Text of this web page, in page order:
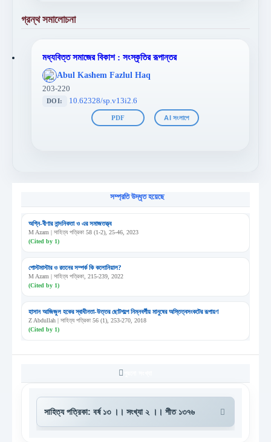
গ্রন্থ সমালোচনা
মধ্যবিত্ত সমাজের বিকাশ : সংস্কৃতির রূপান্তর
';
};">
Abul Kashem Fazlul Haq
203-220
DOI: 10.62328/sp.v13i2.6
PDF AI সংলাপে
সম্প্রতি উদ্ধৃত হয়েছে
অগ্নি-বীণার নান্দনিকতা ও এর সমাজতত্ত্ব
M Azam | সাহিত্য পত্রিকা 58 (1-2), 25-46, 2023
(Cited by 1)
পোস্টমাস্টার ও রতনের সম্পর্ক কি কলোনিয়াল?
M Azam | সাহিত্য পত্রিকা, 215-239, 2022
(Cited by 1)
হাসান আজিজুল হকের স্বাধীনতা-উত্তর ছোটগল্পে নিম্নবর্গীয় মানুষের অস্তিত্বসংকটের রূপায়ণ
Z Abdullah | সাহিত্য পত্রিকা 56 (1), 253-270, 2018
(Cited by 1)